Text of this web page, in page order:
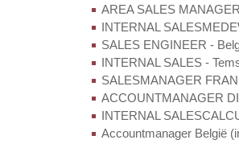
AREA SALES
INTERNAL
SALES ENGINEER -
INTERNAL SALES -
SALESMANAGER
ACCOUNTMANAGER
INTERNAL
Accountmanager België